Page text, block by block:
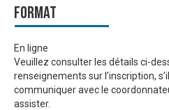
Format
En ligne
Veuillez consulter les détails ci-
renseignements sur l’inscription,
communiquer avec le
assister.